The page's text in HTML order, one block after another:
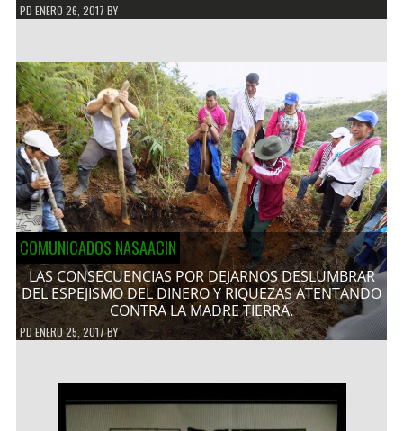
PD ENERO 26, 2017 BY
COMUNICADOS NASAACIN
LAS CONSECUENCIAS POR DEJARNOS DESLUMBRAR
DEL ESPEJISMO DEL DINERO Y RIQUEZAS ATENTANDO
CONTRA LA MADRE TIERRA.
PDENERO 25, 2017BY